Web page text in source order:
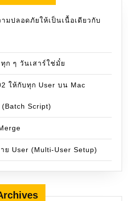
มปลอดภัยให้เป็นเนื้อเดียวกับ
ก ๆ วันเสาร์ใช่มั๋ย
ให้กับทุก User บน Mac
Script)
ย User (Multi-User Setup)